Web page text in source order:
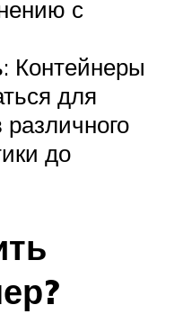
с
Контейнеры
для
различного
до